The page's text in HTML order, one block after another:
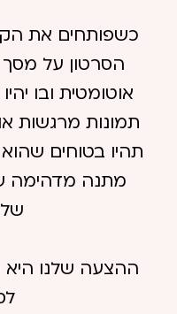
כשפותחים את
אוטומטית ובו
תמונות מרגשות
תהיו בטוחים
מתנה מדהימה
ההצעה שלנו